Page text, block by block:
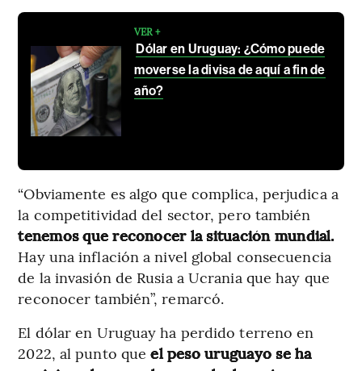
VER +
Dólar en Uruguay: ¿Cómo puede
moverse la divisa de aquí a fin de
año?
“Obviamente es algo que complica, perjudica a
la competitividad del sector, pero también
tenemos que reconocer la situación mundial.
Hay una inflación a nivel global consecuencia
de la invasión de Rusia a Ucrania que hay que
reconocer también”, remarcó.
El dólar en Uruguay ha perdido terreno en
2022, al punto queel peso uruguayo se ha